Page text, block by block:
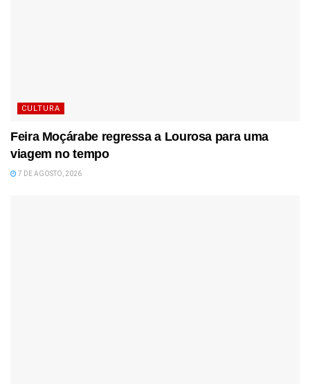
CULTURA
Feira Moçárabe regressa a Lourosa para uma
viagem no tempo
7 DE AGOSTO, 2026